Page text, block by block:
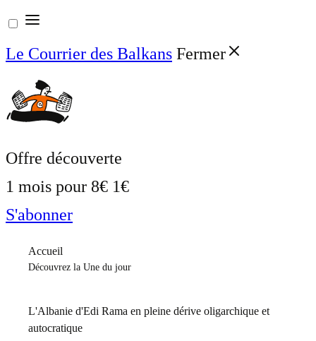
Aller
au
contenu
Le Courrier des Balkans Fermer
Offre découverte
1 mois pour 8€ 1€
S'abonner
Accueil
Découvrez la Une du jour
L'Albanie d'Edi Rama en pleine dérive oligarchique et
autocratique